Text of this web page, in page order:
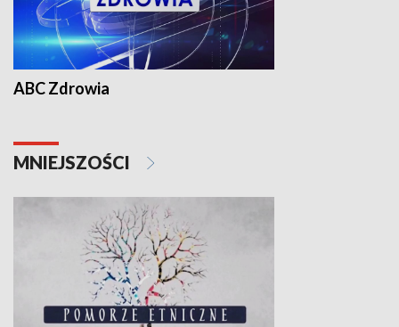
ABC Zdrowia
MNIEJSZOŚCI